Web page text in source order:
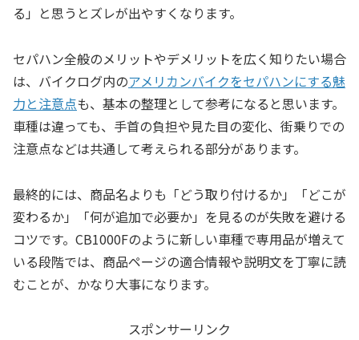
る」と思うとズレが出やすくなります。
セパハン全般のメリットやデメリットを広く知りたい場合
は、バイクログ内のアメリカンバイクをセパハンにする魅
力と注意点も、基本の整理として参考になると思います。
車種は違っても、手首の負担や見た目の変化、街乗りでの
注意点などは共通して考えられる部分があります。
最終的には、商品名よりも「どう取り付けるか」「どこが
変わるか」「何が追加で必要か」を見るのが失敗を避ける
コツです。CB1000Fのように新しい車種で専用品が増えて
いる段階では、商品ページの適合情報や説明文を丁寧に読
むことが、かなり大事になります。
スポンサーリンク